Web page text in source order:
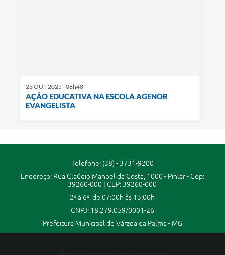
23 OUT 2025 - 08h48
AÇÃO EDUCATIVA NA ESCOLA AGENOR
EVANGELISTA
Telefone: (38) - 3731-9200
Endereço: Rua Claúdio Manoel da Costa, 1000 - Pinlar - Cep:
39260-000 | CEP: 39260-000
2ª à 6ª, de 07:00h às 13:00h
CNPJ: 18.279.059/0001-26
Prefeitura Municipal de Várzea da Palma - MG